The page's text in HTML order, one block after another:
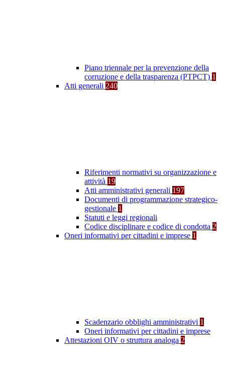
Piano triennale per la prevenzione della
corruzione e della trasparenza (PTPCT) 1
Atti generali 240
Riferimenti normativi su organizzazione e
attività 19
Atti amministrativi generali 197
Documenti di programmazione strategico-
gestionale 1
Statuti e leggi regionali
Codice disciplinare e codice di condotta 2
Oneri informativi per cittadini e imprese 1
Scadenzario obblighi amministrativi 1
Oneri informativi per cittadini e imprese
Attestazioni OIV o struttura analoga 2